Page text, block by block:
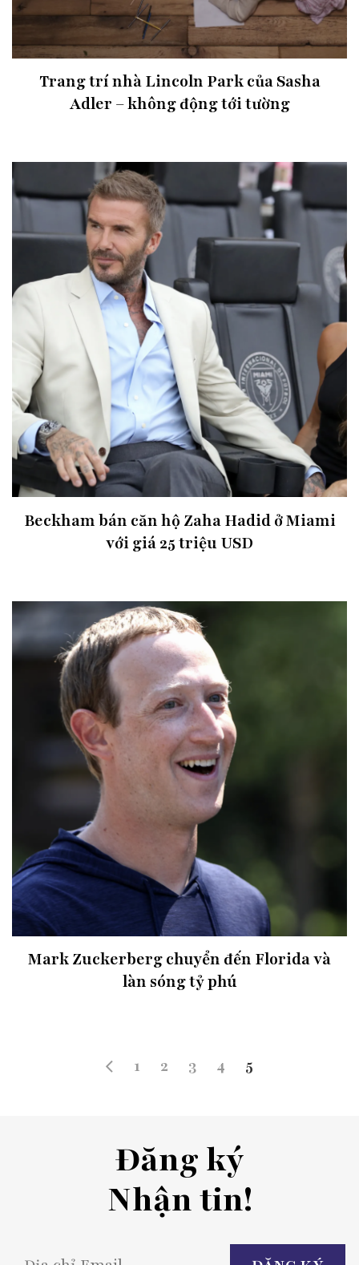
Trang trí nhà Lincoln Park của Sasha
Adler – không động tới tường
Beckham bán căn hộ Zaha Hadid ở Miami
với giá 25 triệu USD
Mark Zuckerberg chuyển đến Florida và
làn sóng tỷ phú
1 2 3 4 5
Đăng ký
Nhận tin!